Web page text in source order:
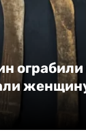
ограбили